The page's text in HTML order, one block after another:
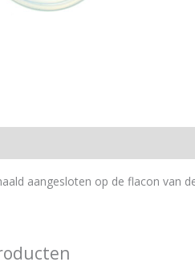
aangesloten op de flacon van